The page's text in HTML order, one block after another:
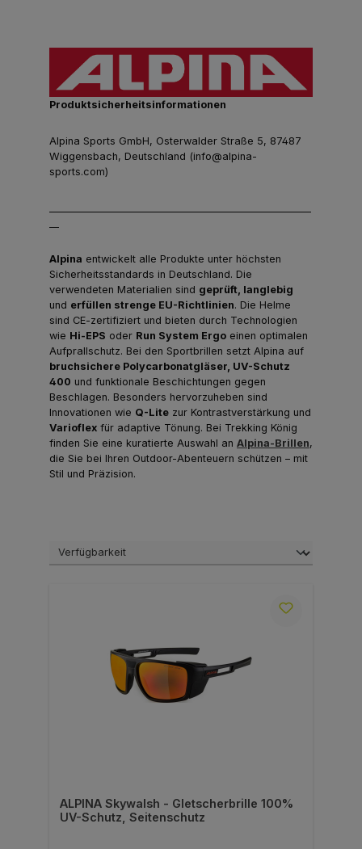
Produktsicherheitsinformationen
Alpina Sports GmbH, Osterwalder Straße 5, 87487
Wiggensbach, Deutschland (info@alpina-
sports.com)
Alpina entwickelt alle Produkte unter höchsten
Sicherheitsstandards in Deutschland. Die
verwendeten Materialien sind geprüft, langlebig
und erfüllen strenge EU-Richtlinien. Die Helme
sind CE-zertifiziert und bieten durch Technologien
wie Hi-EPS oder Run System Ergo einen optimalen
Aufprallschutz. Bei den Sportbrillen setzt Alpina auf
bruchsichere Polycarbonatgläser, UV-Schutz
400 und funktionale Beschichtungen gegen
Beschlagen. Besonders hervorzuheben sind
Innovationen wie Q-Lite zur Kontrastverstärkung und
Varioflex für adaptive Tönung. Bei Trekking König
finden Sie eine kuratierte Auswahl an Alpina-Brillen,
die Sie bei Ihren Outdoor-Abenteuern schützen – mit
Stil und Präzision.
ALPINA Skywalsh - Gletscherbrille 100%
UV-Schutz, Seitenschutz